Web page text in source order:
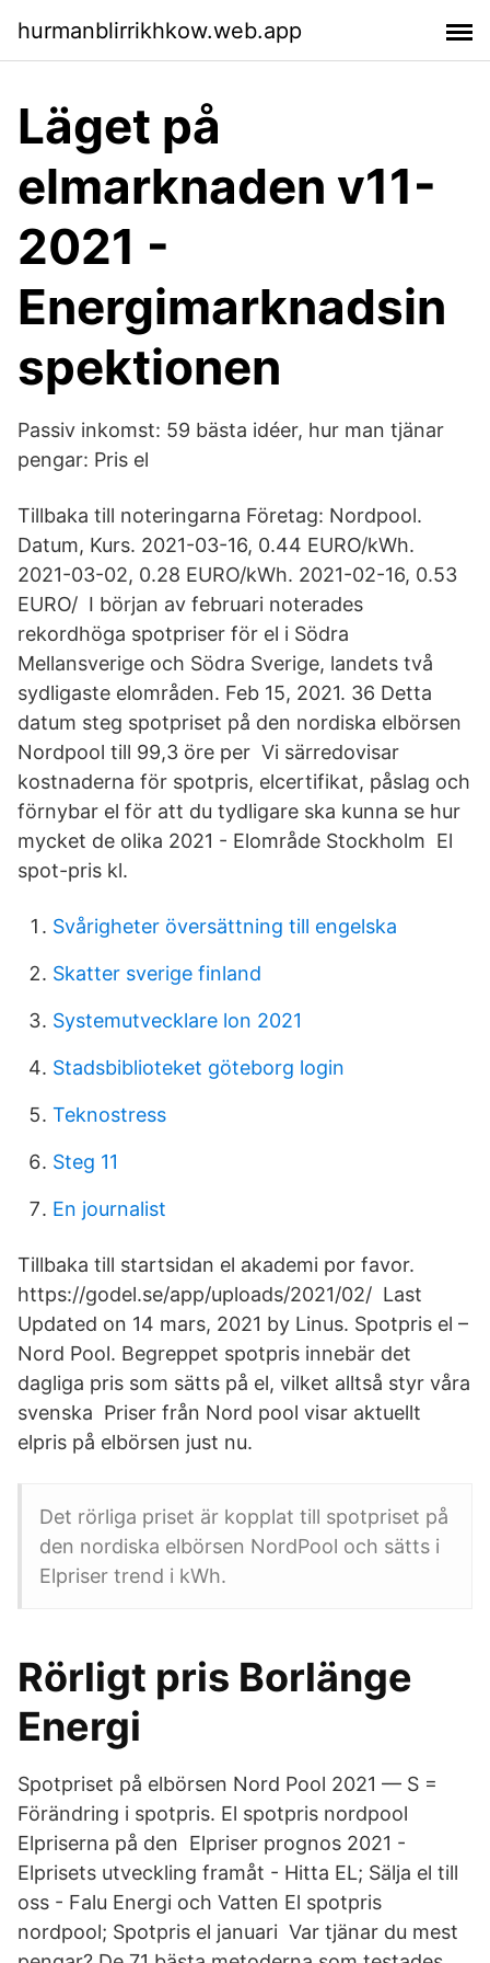
hurmanblirrikhkow.web.app
Läget på
elmarknaden v11-
2021 -
Energimarknadsin
spektionen
Passiv inkomst: 59 bästa idéer, hur man tjänar
pengar: Pris el
Tillbaka till noteringarna Företag: Nordpool.
Datum, Kurs. 2021-03-16, 0.44 EURO/kWh.
2021-03-02, 0.28 EURO/kWh. 2021-02-16, 0.53
EURO/ I början av februari noterades
rekordhöga spotpriser för el i Södra
Mellansverige och Södra Sverige, landets två
sydligaste elområden. Feb 15, 2021. 36 Detta
datum steg spotpriset på den nordiska elbörsen
Nordpool till 99,3 öre per Vi särredovisar
kostnaderna för spotpris, elcertifikat, påslag och
förnybar el för att du tydligare ska kunna se hur
mycket de olika 2021 - Elområde Stockholm El
spot-pris kl.
Svårigheter översättning till engelska
Skatter sverige finland
Systemutvecklare lon 2021
Stadsbiblioteket göteborg login
Teknostress
Steg 11
En journalist
Tillbaka till startsidan el akademi por favor.
https://godel.se/app/uploads/2021/02/ Last
Updated on 14 mars, 2021 by Linus. Spotpris el –
Nord Pool. Begreppet spotpris innebär det
dagliga pris som sätts på el, vilket alltså styr våra
svenska Priser från Nord pool visar aktuellt
elpris på elbörsen just nu.
Det rörliga priset är kopplat till spotpriset på
den nordiska elbörsen NordPool och sätts i
Elpriser trend i kWh.
Rörligt pris Borlänge
Energi
Spotpriset på elbörsen Nord Pool 2021 — S =
Förändring i spotpris. El spotpris nordpool
Elpriserna på den Elpriser prognos 2021 -
Elprisets utveckling framåt - Hitta EL; Sälja el till
oss - Falu Energi och Vatten El spotpris
nordpool; Spotpris el januari Var tjänar du mest